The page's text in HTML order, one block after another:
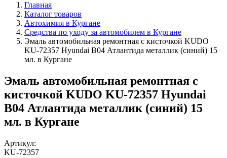
Главная
Каталог товаров
Автохимия в Кургане
Средства по уходу за автомобилем в Кургане
Эмаль автомобильная ремонтная с кисточкой KUDO
KU-72357 Hyundai B04 Атлантида металлик (синий) 15
мл. в Кургане
Эмаль автомобильная ремонтная с
кисточкой KUDO KU-72357 Hyundai
B04 Атлантида металлик (синий) 15
мл. в Кургане
Артикул:
KU-72357